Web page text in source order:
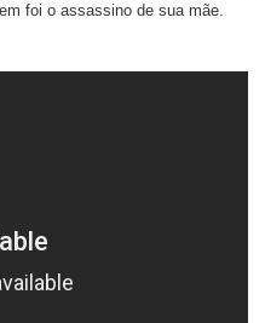
foi o assassino de sua mãe.